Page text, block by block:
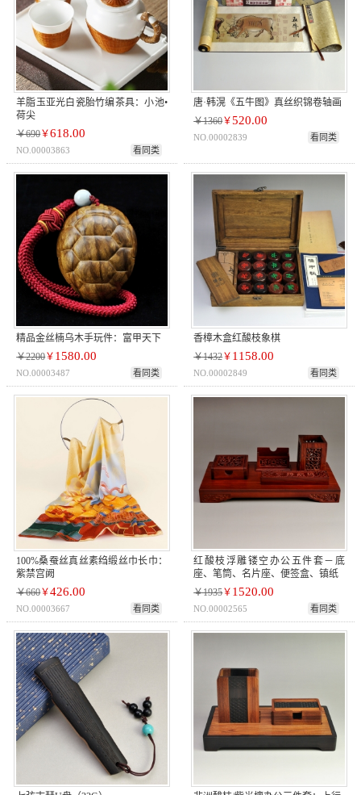
羊脂玉亚光白瓷胎竹编茶具：小池•
荷尖
￥690￥618.00
NO.00003863 看同类
唐·韩滉《五牛图》真丝织锦卷轴画
￥1360￥520.00
NO.00002839 看同类
精品金丝楠乌木手玩件：富甲天下
￥2200￥ 1580.00
NO.00003487 看同类
香樟木盒红酸枝象棋
￥1432￥ 1158.00
NO.00002849 看同类
100%桑蚕丝真丝素绉缎丝巾长巾：
紫禁宫阙
￥660￥426.00
NO.00003667 看同类
红酸枝浮雕镂空办公五件套－底
座、笔筒、名片座、便签盒、镇纸
￥1935￥ 1520.00
NO.00002565 看同类